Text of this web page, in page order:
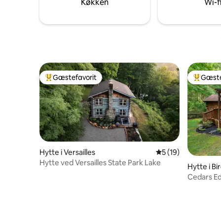
energi og komme i kontakt med naturen
Køkken Wi-fi
Bedste gæstefavorit
Gæstefavorit
Hytte i Versailles 5 ud af 5 i
5 (19)
Hytte ved Versailles State Park Lake
Bedste
Hytte i
Cedars